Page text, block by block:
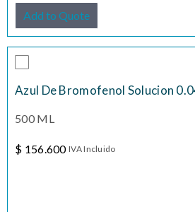
Add to Quote
Azul De Bromofenol Solucion
500 ML
$ 156.600 IVA Incluido